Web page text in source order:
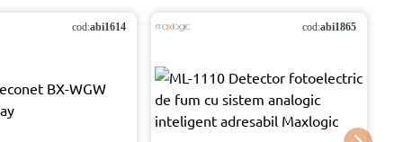
cod:abi1614 cod:abi1865